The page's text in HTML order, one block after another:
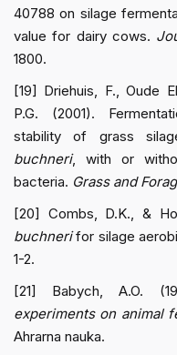
40788 on silage
value for dairy cows.
1800.
[19] Driehuis, F., Oude
P.G. (2001).
stability of grass
buchneri, with or
bacteria. Grass and
[20] Combs, D.K., &
buchnerifor silage
1-2.
[21] Babych, A.O.
experiments on animal
Ahrarna nauka.